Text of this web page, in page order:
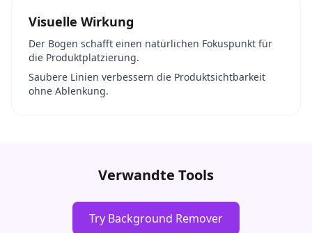
Visuelle Wirkung
Der Bogen schafft einen natürlichen Fokuspunkt für
die Produktplatzierung.
Saubere Linien verbessern die Produktsichtbarkeit
ohne Ablenkung.
Verwandte Tools
Try Background Remover